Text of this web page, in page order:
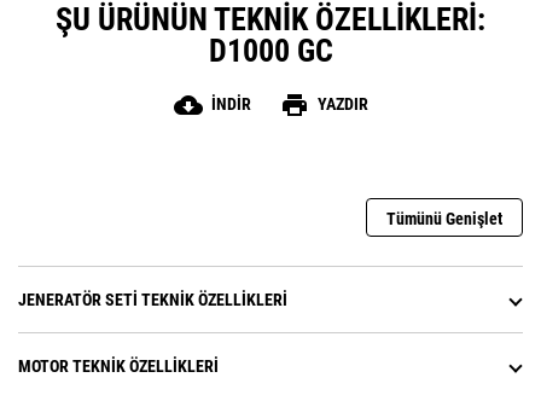
ŞU ÜRÜNÜN TEKNIK ÖZELLIKLERI:
D1000 GC
cloud_download İNDIR print YAZDIR
Tümünü Genişlet
JENERATÖR SETI TEKNIK ÖZELLIKLERI
MOTOR TEKNIK ÖZELLIKLERI